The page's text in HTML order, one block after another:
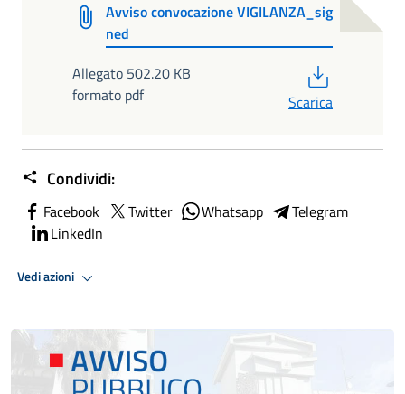
Avviso convocazione VIGILANZA_sig
ned
Allegato 502.20 KB
formato pdf
Scarica
Condividi:
Facebook Twitter Whatsapp
Telegram
LinkedIn
Vedi azioni